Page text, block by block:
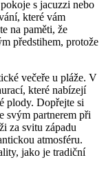
s jacuzzi nebo
které vám
na paměti, že
předstihem, protože
večeře u pláže. V
které nabízejí
plody. Dopřejte si
svým partnerem při
za svitu západu
atmosféru.
jako je tradiční